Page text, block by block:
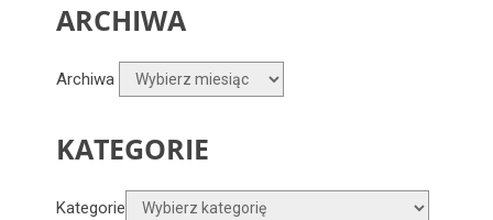
ARCHIWA
Archiwa
KATEGORIE
Kategorie